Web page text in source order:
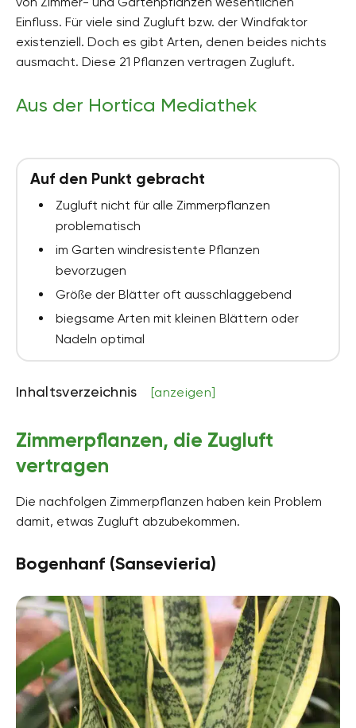
Einfluss. Für viele sind Zugluft bzw. der Windfaktor
existenziell. Doch es gibt Arten, denen beides nichts
ausmacht. Diese 21 Pflanzen vertragen Zugluft.
Aus der Hortica Mediathek
Auf den Punkt gebracht
Zugluft nicht für alle Zimmerpflanzen
problematisch
im Garten windresistente Pflanzen
bevorzugen
Größe der Blätter oft ausschlaggebend
biegsame Arten mit kleinen Blättern oder
Nadeln optimal
Inhaltsverzeichnis [anzeigen]
Zimmerpflanzen, die Zugluft
vertragen
Die nachfolgen Zimmerpflanzen haben kein Problem
damit, etwas Zugluft abzubekommen.
Bogenhanf (Sansevieria)